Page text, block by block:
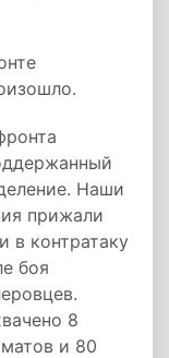
Наши
прижали
в контратаку
боя
8
и 80